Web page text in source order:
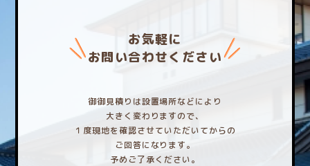
お気軽に
お問い合わせください
御御見積りは設置場所などにより
大きく変わりますので、
１度現地を確認させていただいてからの
ご回答になります。
予めご了承ください。